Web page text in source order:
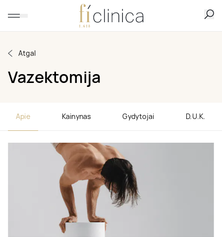
Atgal
Vazektomija
Apie Kainynas Gydytojai D.U.K.